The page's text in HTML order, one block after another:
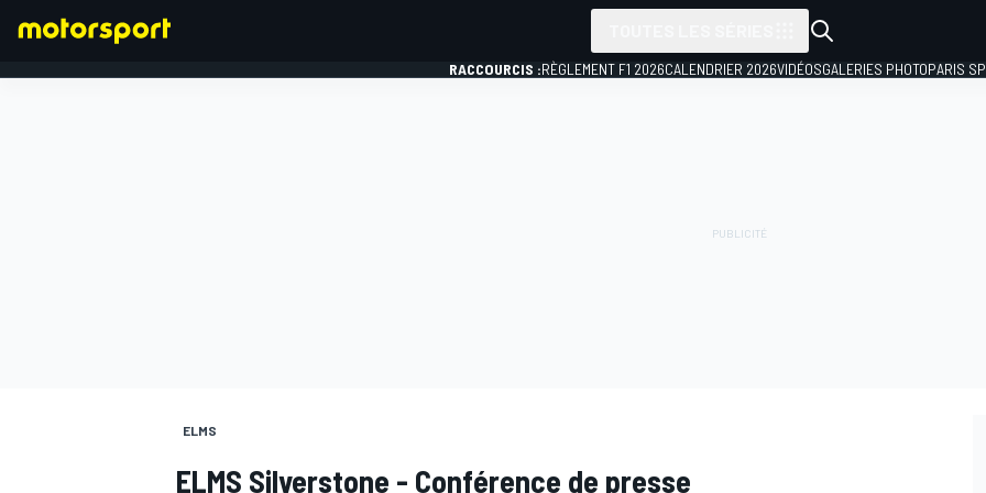
RACCOURCIS :RÈGLEMENT F1 2026CALENDRIER 2026VIDÉOSGALERIES PHOTOPARIS
ELMS
ELMS Silverstone - Conférence de presse